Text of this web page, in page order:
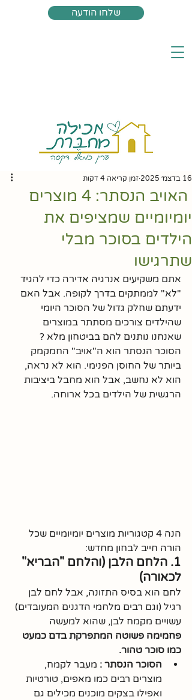
שלחו הודעה
האויב הנסתר: 4 מוצרים
יומיומיים שמציפים את
הילדים בסוכר מבלי
שתרגישו
16 בדצמ׳ 2025 זמן קריאה 4 דקות
אתם משקיעים אנרגיה אדירה כדי להגיד
"לא" לממתקים בדרך לקופה. אבל האם
ידעתם שחלק גדול של הסוכר היומי
שהילדים צורכים מסתתר במוצרים
שאנחנו נותנים להם בביטחון מלא ?
הסוכר הנסתר הוא ה"אויב" החמקמק
ביותר של החוסן הפנימי. הוא לא נראה,
הוא לא נחשב, אבל הוא מחבל ביציבות
הרגשית של הילדים בכל ארוחה.
הנה 4 קטגוריות מוצרים יומיומיים שכל
הורה חייב לבחון מחדש:
1. הלחם הלבן (והלחם "הבריא"
לכאורה)
לחם הוא בסיס התזונה, אבל לחם לבן
רגיל (וגם רבים מלחמי הדגנים המעובדים)
עשויים מקמח לבן, שהוא למעשה
פחמימה פשוטה המתפרקת בדם כמעט
כמו סוכר טהור.
הסוכר הנסתר : מעבר לקמח,
מוצרים רבים כמו מאפים, טורטיות
ואפילו בצקים מוכנים מכילים גם